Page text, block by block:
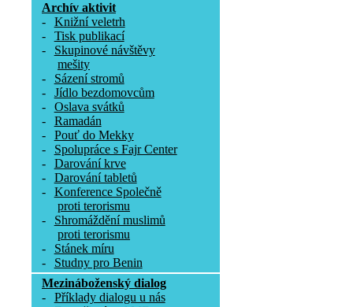
Archív aktivit
-
Knižní veletrh
-
Tisk publikací
-
Skupinové návštěvy
mešity
-
Sázení stromů
-
Jídlo bezdomovcům
-
Oslava svátků
-
Ramadán
-
Pouť do Mekky
-
Spolupráce s Fajr Center
-
Darování krve
-
Darování tabletů
-
Konference Společně
proti terorismu
-
Shromáždění muslimů
proti terorismu
-
Stánek míru
-
Studny pro Benin
Mezináboženský dialog
-
Příklady dialogu u nás